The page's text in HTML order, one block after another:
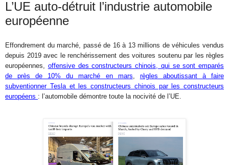
L’UE auto-détruit l’industrie automobile
européenne
Effondrement du marché, passé de 16 à 13 millions de véhicules vendus
depuis 2019 avec le renchérissement des voitures soutenu par les règles
européennes, offensive des constructeurs chinois, qui se sont emparés
de près de 10% du marché en mars, règles aboutissant à faire
subventionner Tesla et les constructeurs chinois par les constructeurs
européens : l’automobile démontre toute la nocivité de l’UE.